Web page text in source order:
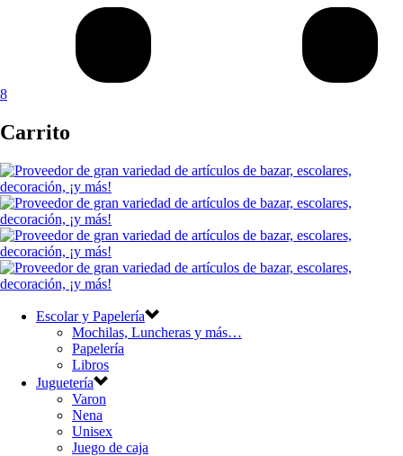
8
Carrito
Escolar y Papelería
Mochilas, Luncheras y más…
Papelería
Libros
Juguetería
Varon
Nena
Unisex
Juego de caja